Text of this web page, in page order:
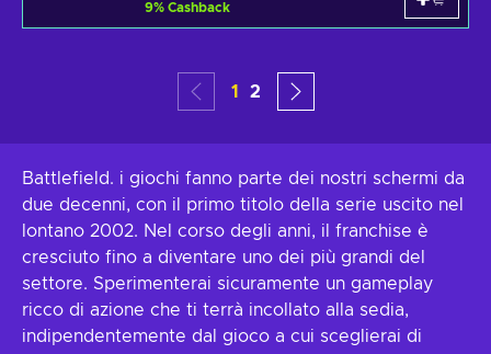
9% Cashback
1 2
Battlefield. i giochi fanno parte dei nostri schermi da
due decenni, con il primo titolo della serie uscito nel
lontano 2002. Nel corso degli anni, il franchise è
cresciuto fino a diventare uno dei più grandi del
settore. Sperimenterai sicuramente un gameplay
ricco di azione che ti terrà incollato alla sedia,
indipendentemente dal gioco a cui sceglierai di